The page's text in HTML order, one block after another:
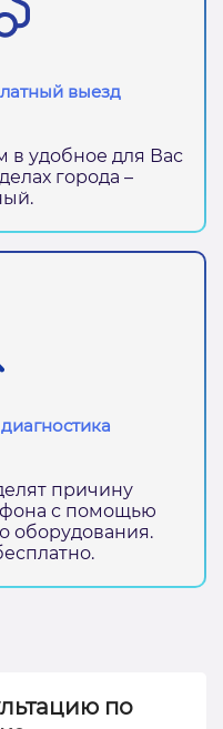
выезд
в удобное для Вас
города –
причину
с помощью
оборудования.
по